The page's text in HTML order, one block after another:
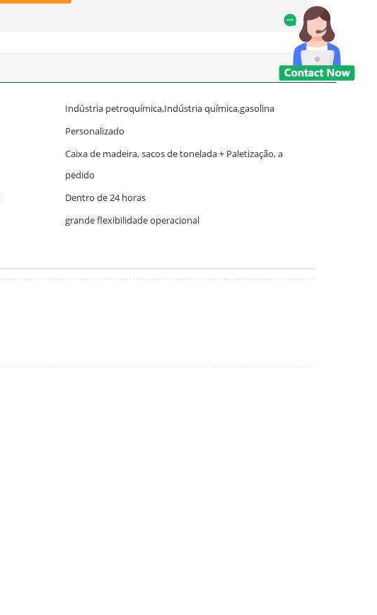
Indústria petroquímica,Indústria química,gasolina
Personalizado
Caixa de madeira, sacos de tonelada + Paletização, a
pedido
Dentro de 24 horas
grande flexibilidade operacional